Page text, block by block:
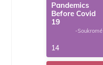
Pandemics
Before Covid
19
-Soukromé
14